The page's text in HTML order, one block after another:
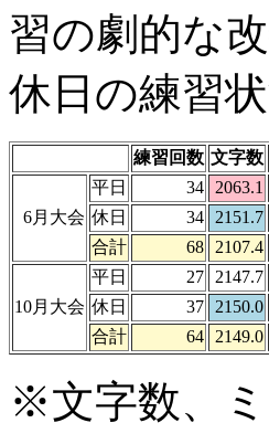
習の劇的な
休日の練習
練習回数 文字数
6月大会
平日 34 2063.1
休日
34 2151.7
合計
68 2107.4
10月大会
平日 27 2147.7
休日
37 2150.0
合計
64 2149.0
※文字数、